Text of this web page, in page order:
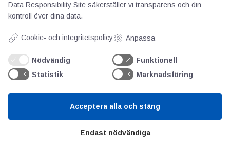
AOTI
Om oss
Data Responsibility Site säkerställer vi transparens och din
kontroll över dina data.
Cookie- och integritetspolicy Anpassa
Nödvändig
Funktionell
Statistik
Marknadsföring
Endast nödvändiga
Acceptera alla och stäng